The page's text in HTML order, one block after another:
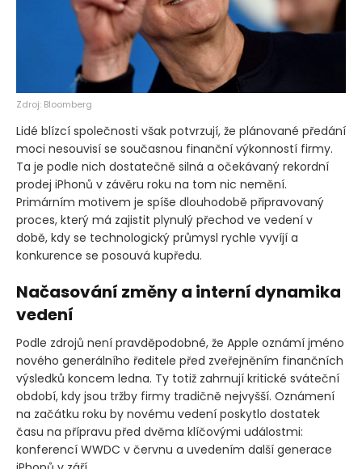
Zdroj: Bloomberg
Lidé blízcí společnosti však potvrzují, že plánované předání
moci nesouvisí se současnou finanční výkonností firmy.
Ta je podle nich dostatečně silná a očekávaný rekordní
prodej iPhonů v závěru roku na tom nic nemění.
Primárním motivem je spíše dlouhodobě připravovaný
proces, který má zajistit plynulý přechod ve vedení v
době, kdy se technologický průmysl rychle vyvíjí a
konkurence se posouvá kupředu.
Načasování změny a interní dynamika
vedení
Podle zdrojů není pravděpodobné, že Apple oznámí jméno
nového generálního ředitele před zveřejněním finančních
výsledků koncem ledna. Ty totiž zahrnují kritické sváteční
období, kdy jsou tržby firmy tradičně nejvyšší. Oznámení
na začátku roku by novému vedení poskytlo dostatek
času na přípravu před dvěma klíčovými událostmi:
konferencí WWDC v červnu a uvedením další generace